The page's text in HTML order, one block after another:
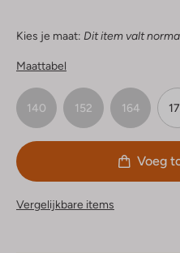
Kies je maat: Dit item valt
Maattabel
140 152 164
Voeg
Vergelijkbare items